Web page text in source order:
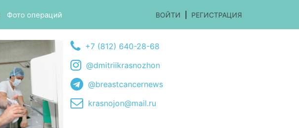
Фото операций ВОЙТИ РЕГИСТРАЦИЯ
+7 (812) 640-28-68
@dmitriikrasnozhon
@breastcancernews
krasnojon@mail.ru